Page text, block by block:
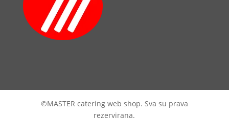
©MASTER catering web shop. Sva su prava
rezervirana.